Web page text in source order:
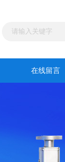
在线留言